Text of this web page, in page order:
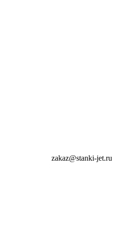
zakaz@stanki-jet.ru